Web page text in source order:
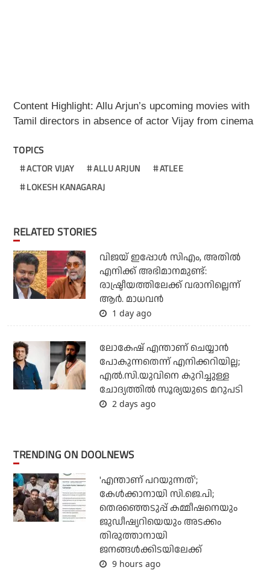
Content Highlight: Allu Arjun’s upcoming movies with
Tamil directors in absence of actor Vijay from cinema
TOPICS
ACTOR VIJAY ALLU ARJUN
ATLEE
LOKESH KANAGARAJ
RELATED STORIES
വിജയ് ഇപ്പോൾ സിഎം, അതിൽ
എനിക്ക് അഭിമാനമുണ്ട്:
രാഷ്ട്രീയത്തിലേക്ക് വരാനില്ലെന്ന്
ആർ. മാധവൻ
1 day ago
ലോകേഷ് എന്താണ് ചെയ്യാന്‍
പോകുന്നതെന്ന് എനിക്കറിയില്ല;
എല്‍.സി.യുവിനെ കുറിച്ചുള്ള
ചോദ്യത്തില്‍ സൂര്യയുടെ മറുപടി
2 days ago
TRENDING ON DOOLNEWS
'എന്താണ് പറയുന്നത്';
കേള്‍ക്കാനായി സി.ജെ.പി;
തെരഞ്ഞെടുപ്പ് കമ്മീഷനെയും
ജുഡീഷ്യറിയെയും അടക്കം
തിരുത്താനായി
ജനങ്ങള്‍ക്കിടയിലേക്ക്
9 hours ago